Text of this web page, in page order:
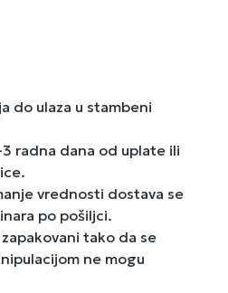
do ulaza u stambeni
radna dana od uplate ili
vrednosti dostava se
po pošiljci.
tako da se
ne mogu